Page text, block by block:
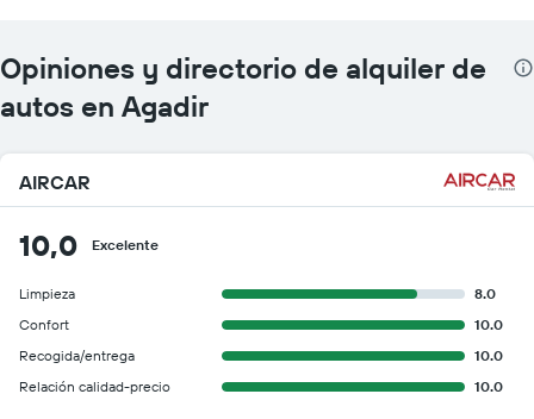
Opiniones y directorio de alquiler de
autos en Agadir
AIRCAR
10,0 Excelente
Limpieza
8.0
Confort
10.0
Recogida/entrega
10.0
Relación calidad-precio
10.0